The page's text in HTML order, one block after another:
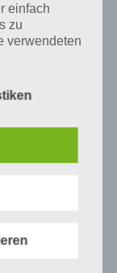
einfach
zu
verwendeten
(im
beziehen.